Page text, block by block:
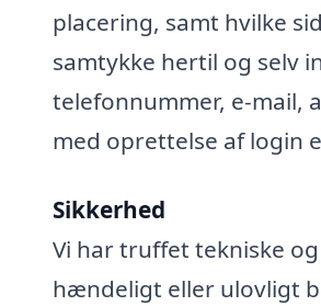
placering, samt hvilke
samtykke hertil og selv
telefonnummer, e-mail,
med oprettelse af login
Sikkerhed
Vi har truffet tekniske
hændeligt eller ulovligt